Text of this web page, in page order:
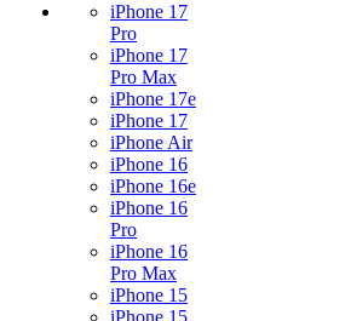
iPhone 17
Pro
iPhone 17
Pro Max
iPhone 17e
iPhone 17
iPhone Air
iPhone 16
iPhone 16e
iPhone 16
Pro
iPhone 16
Pro Max
iPhone 15
iPhone 15